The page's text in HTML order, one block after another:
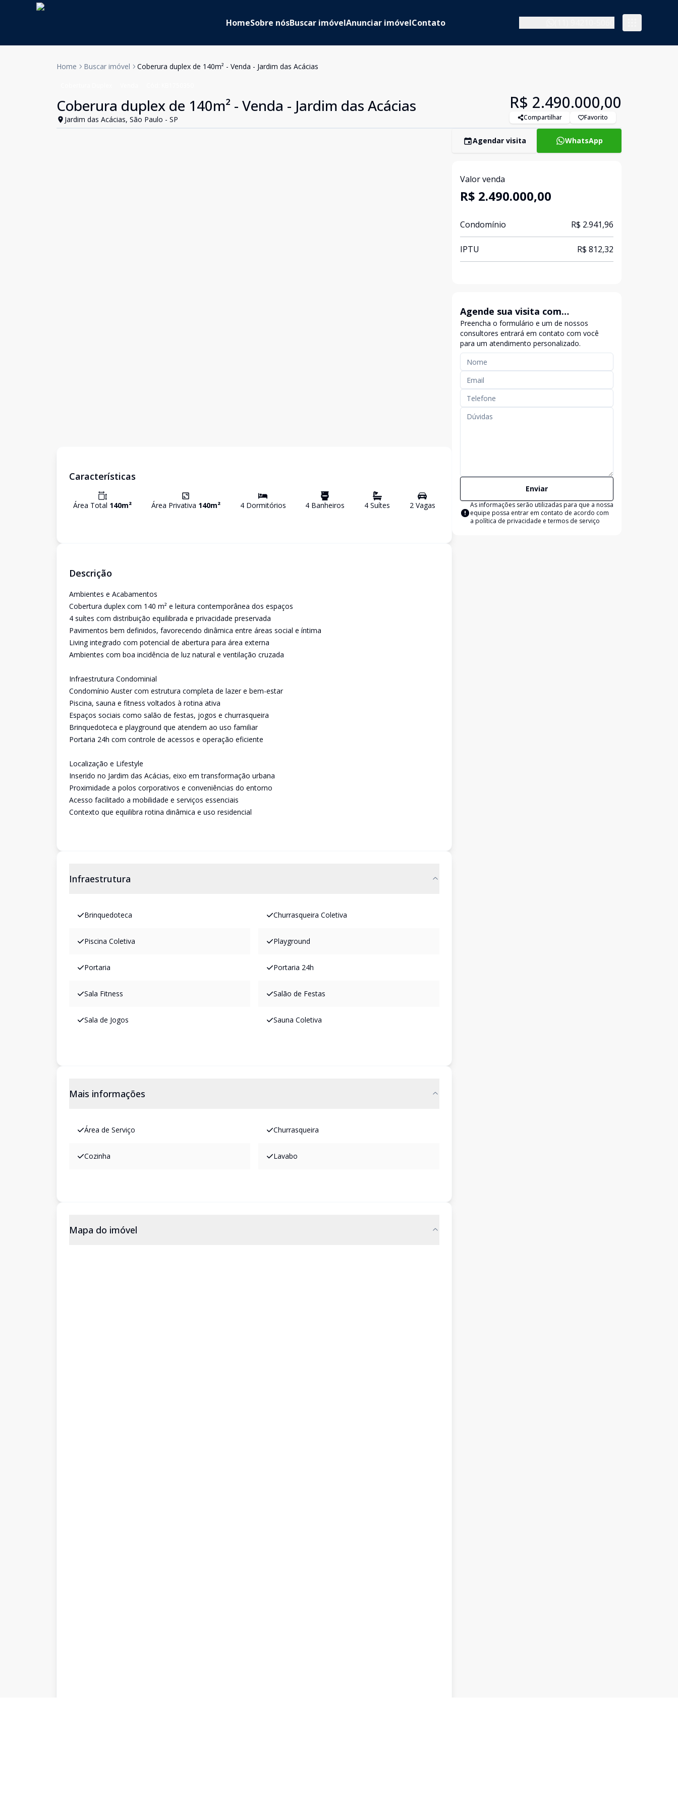
HomeSobre nósBuscar imóvelAnunciar imóvelContato
Home Buscar imóvel Coberura duplex de 140m² - Venda - Jardim das Acácias
Coberura duplex de 140m² - Venda - Jardim das Acácias
Jardim das Acácias, São Paulo - SP
R$ 2.490.000,00
Compartilhar Favorito
Características
Área Total 140m² Área Privativa 140m² 4Dormitórios 4 Banheiros 4 Suítes 2Vagas
Descrição
Ambientes e Acabamentos
Cobertura duplex com 140 m² e leitura contemporânea dos espaços
4 suítes com distribuição equilibrada e privacidade preservada
Pavimentos bem definidos, favorecendo dinâmica entre áreas social e íntima
Living integrado com potencial de abertura para área externa
Ambientes com boa incidência de luz natural e ventilação cruzada
Infraestrutura Condominial
Condomínio Auster com estrutura completa de lazer e bem-estar
Piscina, sauna e fitness voltados à rotina ativa
Espaços sociais como salão de festas, jogos e churrasqueira
Brinquedoteca e playground que atendem ao uso familiar
Portaria 24h com controle de acessos e operação eficiente
Localização e Lifestyle
Inserido no Jardim das Acácias, eixo em transformação urbana
Proximidade a polos corporativos e conveniências do entorno
Acesso facilitado a mobilidade e serviços essenciais
Contexto que equilibra rotina dinâmica e uso residencial
Infraestrutura
Brinquedoteca Churrasqueira Coletiva
Piscina Coletiva Playground
Portaria Portaria 24h
Sala Fitness Salão de Festas
Sala de Jogos Sauna Coletiva
Mais informações
Área de Serviço Churrasqueira
Cozinha Lavabo
Mapa do imóvel
Agendar visita WhatsApp
Valor venda
R$ 2.490.000,00
Condomínio R$ 2.941,96
IPTU R$ 812,32
Agende sua visita com
exclusividade
Preencha o formulário e um de nossos
consultores entrará em contato com você
para um atendimento personalizado.
Enviar
As informações serão utilizadas para que a nossa
equipe possa entrar em contato de acordo com
a política de privacidade e termos de serviço